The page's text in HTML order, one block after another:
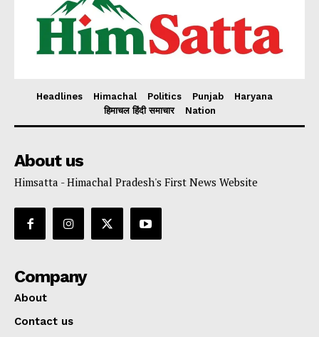
Headlines Himachal Politics Punjab
Haryana
हिमाचल हिंदी समाचार
Nation
About us
Himsatta - Himachal Pradesh's First News Website
Company
About
Contact us